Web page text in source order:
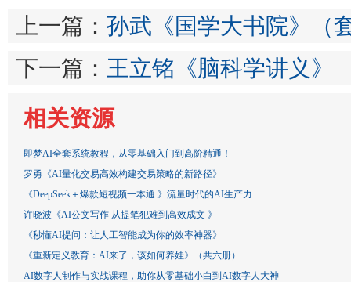
上一篇： 孙武《国学大书院》（
下一篇： 王立铭《脑科学讲义》
相关资源
即梦AI全套系统教程，从零基础入门到高阶精通！
罗勇《AI量化交易高效构建交易策略的新路径》
《DeepSeek＋爆款短视频一本通 》流量时代的AI生产力
许晓波《AI公文写作 从提笔犯难到高效成文 》
《秒懂AI提问：让人工智能成为你的效率神器》
《重新定义教育：AI来了，该如何养娃》（共六册）
AI数字人制作与实战课程，助你从零基础小白到AI数字人大神